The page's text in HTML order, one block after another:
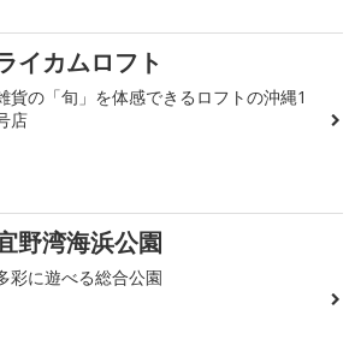
イカムロフト
貨の「旬」を体感できるロフトの沖縄1
店
野湾海浜公園
彩に遊べる総合公園